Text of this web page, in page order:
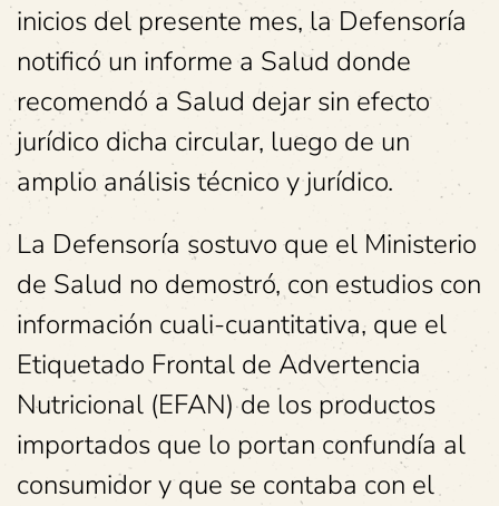
inicios del presente mes, la Defensoría
notificó un informe a Salud donde
recomendó a Salud dejar sin efecto
jurídico dicha circular, luego de un
amplio análisis técnico y jurídico.
La Defensoría sostuvo que el Ministerio
de Salud no demostró, con estudios con
información cuali-cuantitativa, que el
Etiquetado Frontal de Advertencia
Nutricional (EFAN) de los productos
importados que lo portan confundía al
consumidor y que se contaba con el